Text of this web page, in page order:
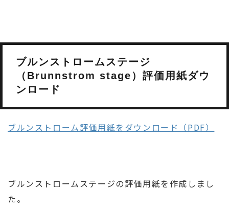
ブルンストロームステージ
（Brunnstrom stage）評価用紙ダウ
ンロード
ブルンストローム評価用紙をダウンロード（PDF）
ブルンストロームステージの評価用紙を作成しまし
た。